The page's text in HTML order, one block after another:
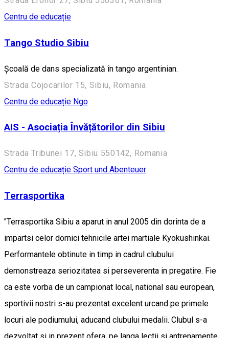
Centru de educație
Tango Studio Sibiu
Școală de dans specializată în tango argentinian.
Strada Cojocarilor 15, Sibiu, Romania
Centru de educație Ngo
AIS - Asociația Învățătorilor din Sibiu
Strada Tribunei 17, Sibiu 550142, Romania
Centru de educație Sport und Abenteuer
Terrasportika
"Terrasportika Sibiu a aparut in anul 2005 din dorinta de a
impartsi celor dornici tehnicile artei martiale Kyokushinkai.
Performantele obtinute in timp in cadrul clubului
demonstreaza seriozitatea si perseverenta in pregatire. Fie
ca este vorba de un campionat local, national sau european,
sportivii nostri s-au prezentat excelent urcand pe primele
locuri ale podiumului, aducand clubului medalii. Clubul s-a
dezvoltat si in prezent ofera, pe langa lectii si antrenamente